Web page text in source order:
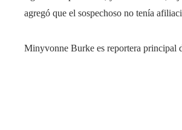
agregó que el sospechoso no tenía
Minyvonne Burke es reportera principal